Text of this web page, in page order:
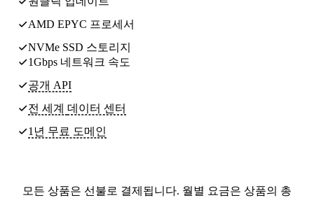
AMD EPYC 프로세서
NVMe SSD 스토리지
1Gbps 네트워크 속도
공개 API
전 세계 데이터 센터
1년 무료 도메인
모든 상품은 선불로 결제됩니다. 월별 요금은 상품의 총